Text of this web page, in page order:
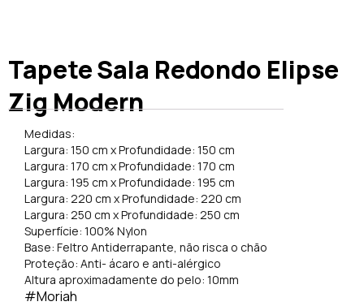
Tapete Sala Redondo Elipse
Zig Modern
Medidas:
Largura: 150 cm x Profundidade: 150 cm
Largura: 170 cm x Profundidade: 170 cm
Largura: 195 cm x Profundidade: 195 cm
Largura: 220 cm x Profundidade: 220 cm
Largura: 250 cm x Profundidade: 250 cm
Superfície: 100% Nylon
Base: Feltro Antiderrapante, não risca o chão
Proteção: Anti- ácaro e anti-alérgico
Altura aproximadamente do pelo: 10mm
#Moriah